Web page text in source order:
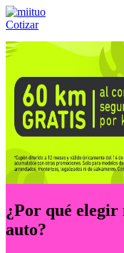
Cotizar
Llámanos al:(55) 84-21-
¿Por qué elegir
auto?